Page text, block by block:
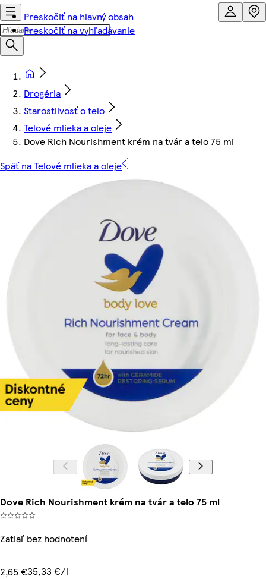
Preskočiť na hlavný obsah
Preskočiť na vyhľadávanie
Drogéria
Starostlivosť o telo
Telové mlieka a oleje
Dove Rich Nourishment krém na tvár a telo 75 ml
Späť na Telové mlieka a oleje
Dove Rich Nourishment krém na tvár a telo 75 ml
Zatiaľ bez hodnotení
2,65 €35,33 €/l